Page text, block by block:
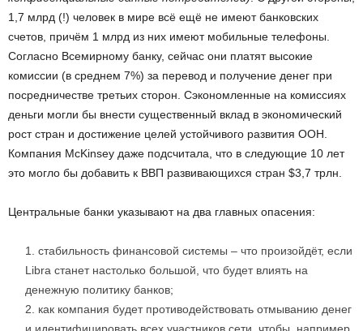
1,7 млрд (!) человек в мире всё ещё не имеют банковских
счетов, причём 1 млрд из них имеют мобильные телефоны.
Согласно Всемирному банку, сейчас они платят высокие
комиссии (в среднем 7%) за перевод и получение денег при
посредничестве третьих сторон. Сэкономленные на комиссиях
деньги могли бы внести существенный вклад в экономический
рост стран и достижение целей устойчивого развития ООН.
Компания McKinsey даже подсчитала, что в следующие 10 лет
это могло бы добавить к ВВП развивающихся стран $3,7 трлн.
Центральные банки указывают на два главных опасения:
стабильность финансовой системы – что произойдёт, если
Libra станет настолько большой, что будет влиять на
денежную политику банков;
как компания будет противодействовать отмыванию денег